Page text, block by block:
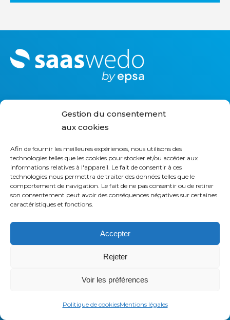
Gestion du consentement
aux cookies
Afin de fournir les meilleures expériences, nous utilisons des
technologies telles que les cookies pour stocker et/ou accéder aux
informations relatives à l'appareil. Le fait de consentir à ces
technologies nous permettra de traiter des données telles que le
comportement de navigation. Le fait de ne pas consentir ou de retirer
son consentement peut avoir des conséquences négatives sur certaines
caractéristiques et fonctions.
Accepter
Rejeter
Voir les préférences
Politique de cookiesMentions légales
M
o
SAASWEDO FRANCE
32 rue des jeuneurs
75002 PARIS, FRANCE
SAASWEDO USA
Grand Rapids, MI 49548